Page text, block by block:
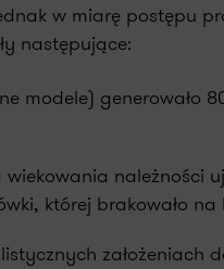
w miarę postępu
następujące:
modele) generowało
należności
której brakowało na
założeniach